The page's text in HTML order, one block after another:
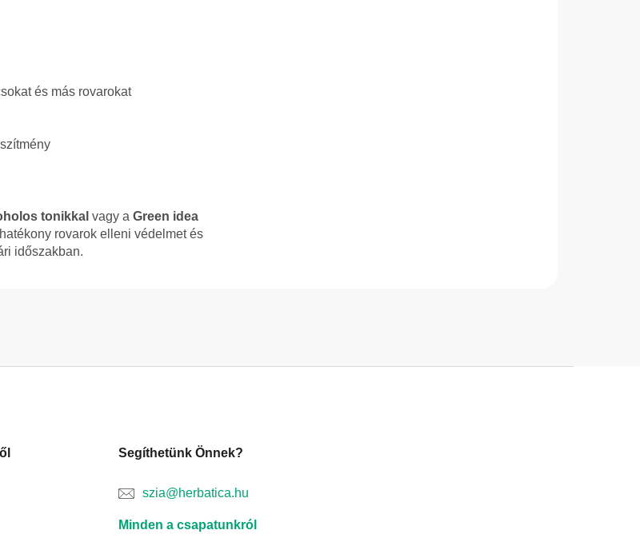
és más rovarokat
tonikkal vagy a Green idea
rovarok elleni védelmet és
időszakban.
Segíthetünk Önnek?
szia@herbatica.hu
Minden a csapatunkról